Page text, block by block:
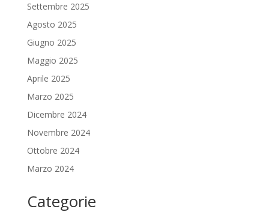
Settembre 2025
Agosto 2025
Giugno 2025
Maggio 2025
Aprile 2025
Marzo 2025
Dicembre 2024
Novembre 2024
Ottobre 2024
Marzo 2024
Categorie